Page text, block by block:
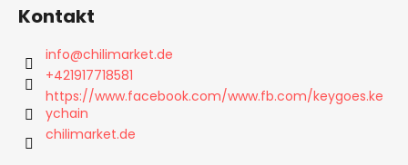
Kontakt
info@chilimarket.de
+421917718581
https://www.facebook.com/www.fb.com/keygoes.ke
ychain
chilimarket.de